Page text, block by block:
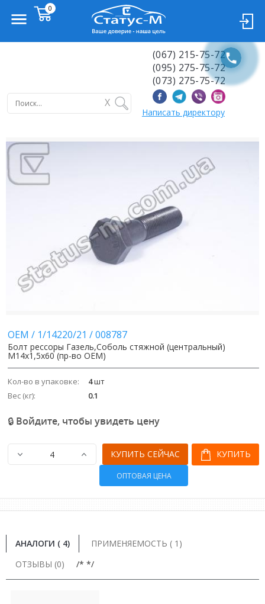
X
(067) 215-75-72
(095) 275-75-72
(073) 275-75-72
Написать директору
Previous
Image
OEM / 1/14220/21 /008787
Болт рессоры Газель,Соболь стяжной (центральный)
М14х1,5х60 (пр-во OEM)
Кол-во в упаковке: 4шт
Вес (кг):
0.1
🔒 Войдите, чтобы увидеть цену
КУПИТЬ
КУПИТЬ СЕЙЧАС
ОПТОВАЯ ЦЕНА
АНАЛОГИ ( 4)
ПРИМЕНЯЕМОСТЬ ( 1)
ОТЗЫВЫ (0)
/* */